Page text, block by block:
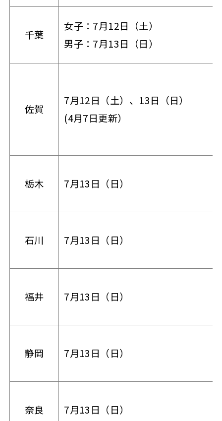
千葉
女子：7月12日（土）
男子：7月13日（日）
佐賀
7月12日（土）、13日（日）
(4月7日更新）
栃木 7月13日（日）
石川 7月13日（日）
福井 7月13日（日）
静岡 7月13日（日）
奈良 7月13日（日）